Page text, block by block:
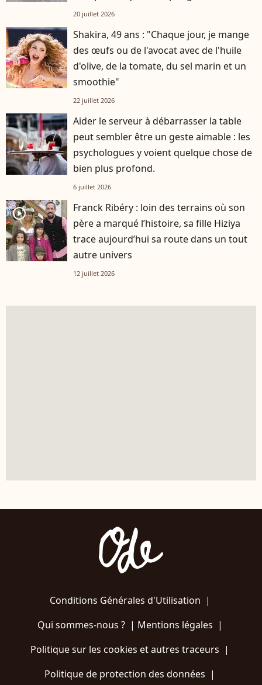
20 juillet 2026
Shakira, 49 ans : "Chaque jour, je mange
des œufs ou de l'avocat avec de l'huile
d'olive, de la tomate, du sel marin et un
smoothie"
22 juillet 2026
Aider le serveur à débarrasser la table
peut sembler être un geste aimable : les
psychologues y voient quelque chose de
bien plus profond.
6 juillet 2026
player2
Franck Ribéry : loin des terrains où son
père a marqué l’histoire, sa fille Hiziya
trace aujourd’hui sa route dans un tout
autre univers
12 juillet 2026
Conditions Générales d'Utilisation |
Qui sommes-nous ?| Mentions légales |
Politique sur les cookies et autres traceurs |
Politique de protection des données |